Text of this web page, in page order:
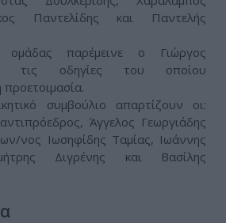
Παντελίδης και Παντελής
ομάδας παρέμεινε ο Γιώργος
τις οδηγίες του οποίου
συμβούλιο απαρτίζουν οι:
Άγγελος Γεωργιάδης
νος Ιωσηφίδης Ταμίας, Ιωάννης
Διγρένης και Βασίλης